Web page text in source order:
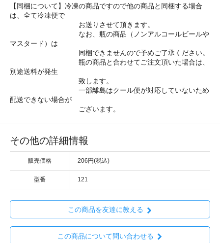
【同梱について】冷凍の商品ですので他の商品と同梱する場合
は、全て冷凍便で
お送りさせて頂きます。
なお、瓶の商品（ノンアルコールビールや
マスタード）は
同梱できませんので予めご了承ください。
瓶の商品と合わせてご注文頂いた場合は、
別途送料が発生
致します。
一部離島はクール便が対応していないため
配送できない場合が
ございます。
その他の詳細情報
販売価格 206円(税込)
型番 121
この商品を友達に教える
この商品について問い合わせる